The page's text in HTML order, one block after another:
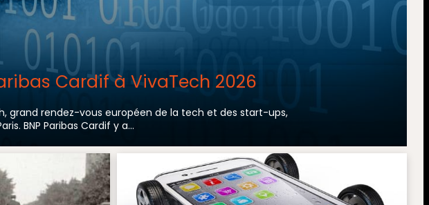
Cardif à VivaTech 2026
grand rendez-vous européen de la tech et des start-ups,
BNP Paribas Cardif y a...